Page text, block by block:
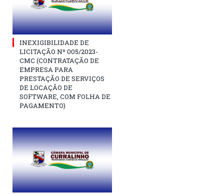
INEXIGIBILIDADE DE
LICITAÇÃO Nº 005/2023-
CMC (CONTRATAÇÃO DE
EMPRESA PARA
PRESTAÇÃO DE SERVIÇOS
DE LOCAÇÃO DE
SOFTWARE, COM FOLHA DE
PAGAMENTO)